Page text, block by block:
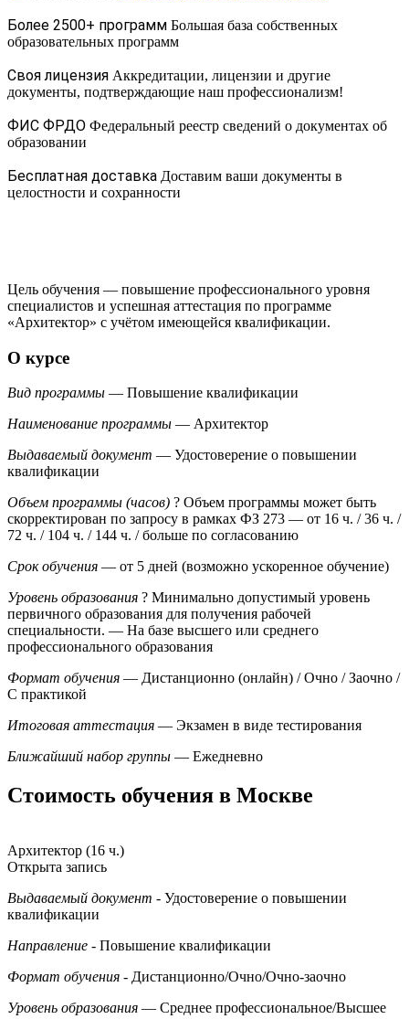
Более 2500+ программ Большая база собственных
образовательных программ
Своя лицензия Аккредитации, лицензии и другие
документы, подтверждающие наш профессионализм!
ФИС ФРДО Федеральный реестр сведений о документах об
образовании
Бесплатная доставка Доставим ваши документы в
целостности и сохранности
Цель обучения — повышение профессионального уровня
специалистов и успешная аттестация по программе
«Архитектор» с учётом имеющейся квалификации.
О курсе
Вид программы — Повышение квалификации
Наименование программы — Архитектор
Выдаваемый документ — Удостоверение о повышении
квалификации
Объем программы (часов) ? Объем программы может быть
скорректирован по запросу в рамках ФЗ 273 — от 16 ч. / 36 ч. /
72 ч. / 104 ч. / 144 ч. / больше по согласованию
Срок обучения — от 5 дней (возможно ускоренное обучение)
Уровень образования ? Минимально допустимый уровень
первичного образования для получения рабочей
специальности. — На базе высшего или среднего
профессионального образования
Формат обучения — Дистанционно (онлайн) / Очно / Заочно /
С практикой
Итоговая аттестация — Экзамен в виде тестирования
Ближайший набор группы — Ежедневно
Стоимость обучения в Москве
Архитектор (16 ч.)
Открыта запись
Выдаваемый документ - Удостоверение о повышении
квалификации
Направление - Повышение квалификации
Формат обучения - Дистанционно/Очно/Очно-заочно
Уровень образования — Среднее профессиональное/Высшее